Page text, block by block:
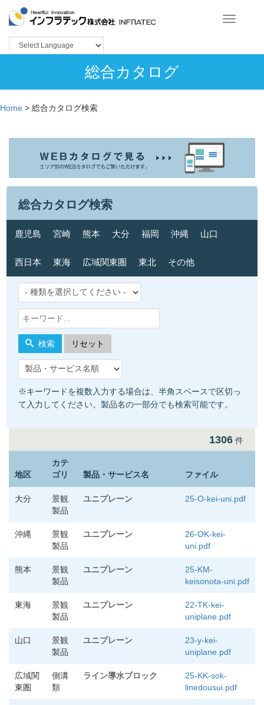
Toggle
総合カタログ
Home > 総合カタログ検索
総合カタログ検索
鹿児島 宮崎 熊本 大分 福岡 沖縄 山口
西日本 東海 広域関東圏 東北 その他
検索 リセット
※キーワードを複数入力する場合は、半角スペースで区切っ
て入力してください。製品名の一部分でも検索可能です。
1306 件
地区
カテ
ゴリ
製品・サービス名 ファイル
大分
景観
製品
ユニプレーン 25-O-kei-uni.pdf
沖縄
景観
製品
ユニプレーン
26-OK-kei-
uni.pdf
熊本
景観
製品
ユニプレーン
25-KM-
keisonota-uni.pdf
東海
景観
製品
ユニプレーン
22-TK-kei-
uniplane.pdf
山口
景観
製品
ユニプレーン
23-y-kei-
uniplane.pdf
広域関
東圏
側溝
類
ライン導水ブロック
25-KK-sok-
linedousui.pdf